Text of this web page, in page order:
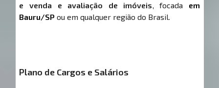
e venda e avaliação de imóveis, focada em
Bauru/SP ou em qualquer região do Brasil.
Plano de Cargos e Salários